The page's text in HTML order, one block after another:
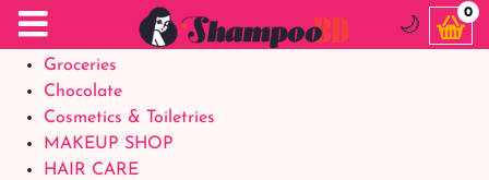
Food Supplements
Baby Foods
Groceries
Chocolate
Cosmetics & Toiletries
MAKEUP SHOP
HAIR CARE
🌙
0